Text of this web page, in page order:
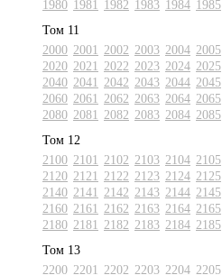
1980 1981 1982 1983 1984 1985
Том 11
2000 2001 2002 2003 2004 2005
2020 2021 2022 2023 2024 2025
2040 2041 2042 2043 2044 2045
2060 2061 2062 2063 2064 2065
2080 2081 2082 2083 2084 2085
Том 12
2100 2101 2102 2103 2104 2105
2120 2121 2122 2123 2124 2125
2140 2141 2142 2143 2144 2145
2160 2161 2162 2163 2164 2165
2180 2181 2182 2183 2184 2185
Том 13
2200 2201 2202 2203 2204 2205